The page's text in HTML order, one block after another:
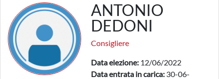
ANTONIO
DEDONI
Consigliere
Data elezione: 12/06/2022
Data entrata in carica: 30-06-